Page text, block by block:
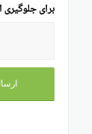
برای جلوگیری